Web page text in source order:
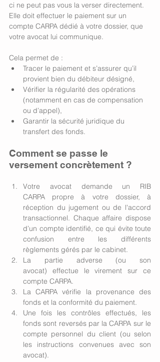
ci ne peut pas vous la verser directement.
Elle doit effectuer le paiement sur un
compte CARPA dédié à votre dossier, que
votre avocat lui communique.
Cela permet de :
Tracer le paiement et s’assurer qu’il
provient bien du débiteur désigné,
Vérifier la régularité des opérations
(notamment en cas de compensation
ou d’appel),
Garantir la sécurité juridique du
transfert des fonds.
Comment se passe le
versement concrètement ?
Votre avocat demande un RIB
CARPA propre à votre dossier, à
réception du jugement ou de l'accord
transactionnel. Chaque affaire dispose
d’un compte identifié, ce qui évite toute
confusion entre les différents
règlements gérés par le cabinet.
La partie adverse (ou son
avocat) effectue le virement sur ce
compte CARPA.
La CARPA vérifie la provenance des
fonds et la conformité du paiement.
Une fois les contrôles effectués, les
fonds sont reversés par la CARPA sur le
compte personnel du client (ou selon
les instructions convenues avec son
avocat).